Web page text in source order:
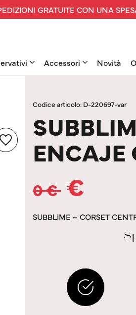
GRATUITE CON UNA
Accessori Novità
Codice articolo: D-220697-var
0€ €
SUBBLIME – CORSET